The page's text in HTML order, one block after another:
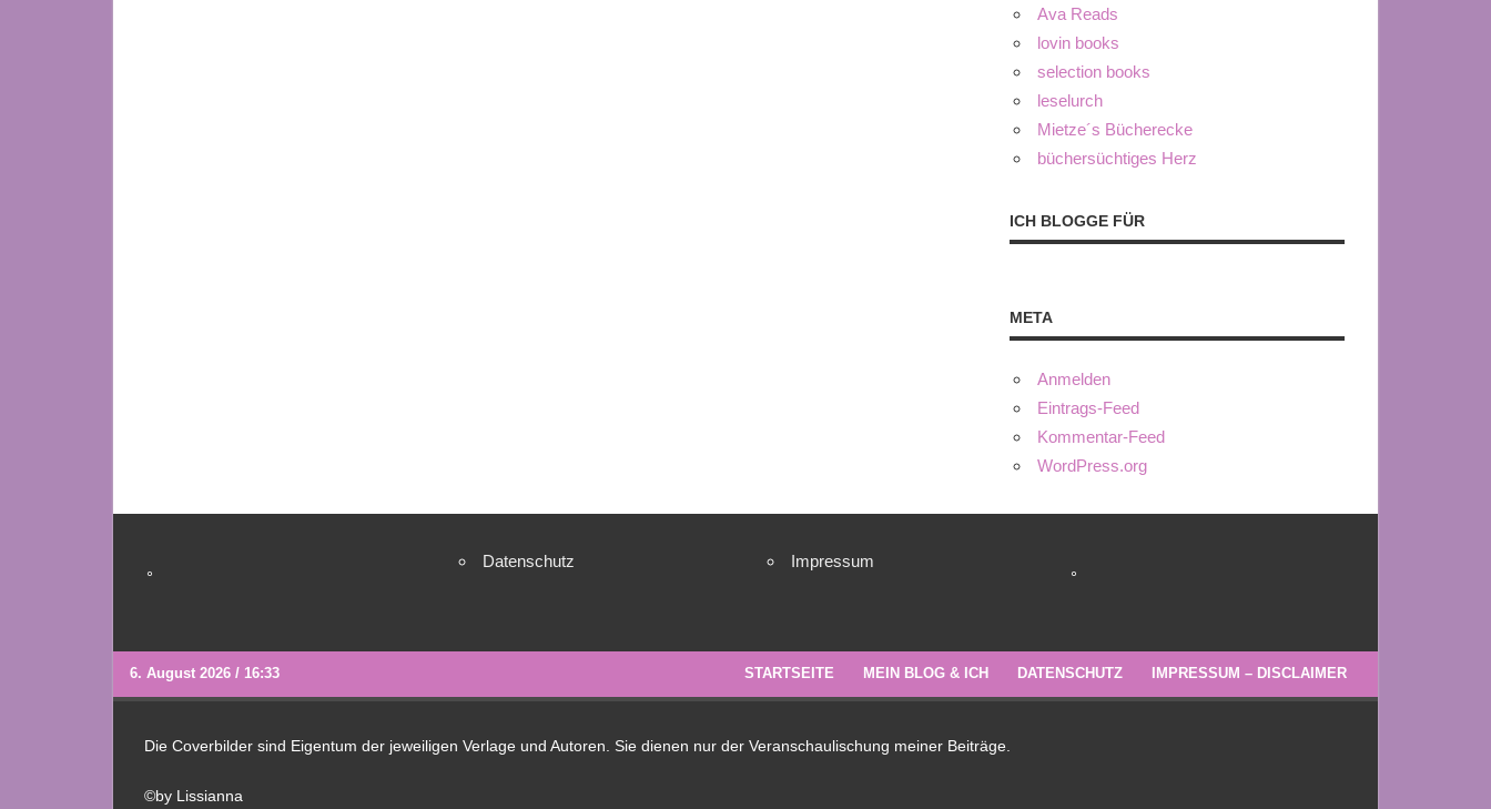
Ava Reads
lovin books
selection books
leselurch
Mietze´s Bücherecke
büchersüchtiges Herz
ICH BLOGGE FÜR
META
Anmelden
Eintrags-Feed
Kommentar-Feed
WordPress.org
°
Datenschutz
Impressum
°
6. August 2026 / 16:33 STARTSEITE MEIN BLOG & ICH DATENSCHUTZ IMPRESSUM – DISCLAIMER
Die Coverbilder sind Eigentum der jeweiligen Verlage und Autoren. Sie dienen nur der Veranschaulischung meiner Beiträge.
©by Lissianna